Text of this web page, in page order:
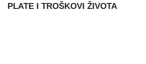
PLATE I TROŠKOVI ŽIVOTA